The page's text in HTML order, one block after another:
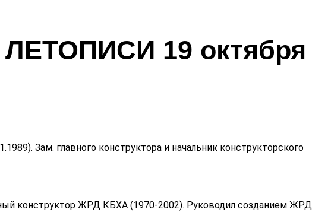
19 октября
Зам. главного конструктора и начальник конструкторского
конструктор ЖРД КБХА (1970-2002). Руководил созданием ЖРД